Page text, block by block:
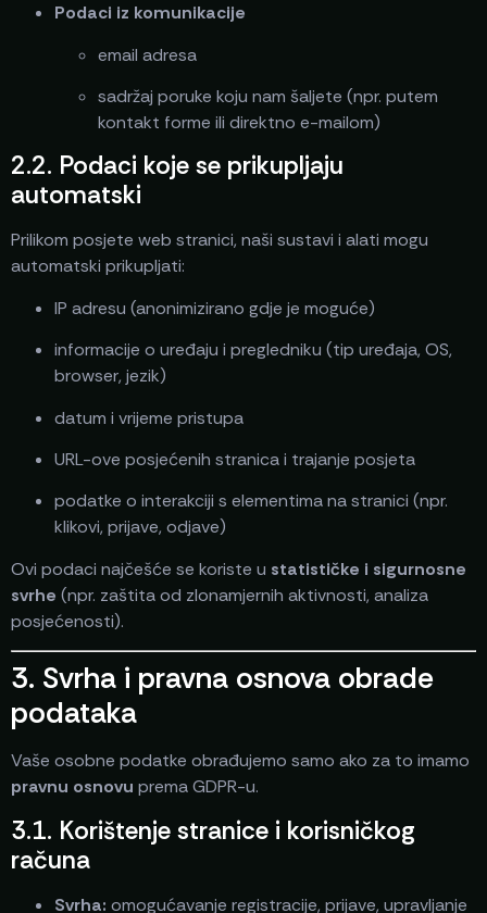
Podaci iz komunikacije
email adresa
sadržaj poruke koju nam šaljete (npr. putem
kontakt forme ili direktno e-mailom)
2.2. Podaci koje se prikupljaju
automatski
Prilikom posjete web stranici, naši sustavi i alati mogu
automatski prikupljati:
IP adresu (anonimizirano gdje je moguće)
informacije o uređaju i pregledniku (tip uređaja, OS,
browser, jezik)
datum i vrijeme pristupa
URL-ove posjećenih stranica i trajanje posjeta
podatke o interakciji s elementima na stranici (npr.
klikovi, prijave, odjave)
Ovi podaci najčešće se koriste u statističke i sigurnosne
svrhe (npr. zaštita od zlonamjernih aktivnosti, analiza
posjećenosti).
3. Svrha i pravna osnova obrade
podataka
Vaše osobne podatke obrađujemo samo ako za to imamo
pravnu osnovu prema GDPR-u.
3.1. Korištenje stranice i korisničkog
računa
Svrha: omogućavanje registracije, prijave, upravljanje